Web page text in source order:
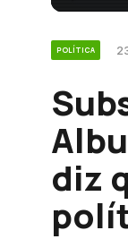
POLÍTICA
diz